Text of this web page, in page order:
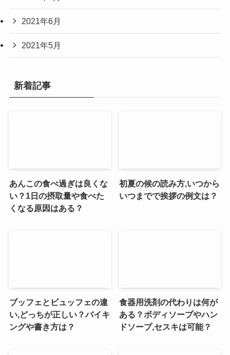
2021年6月
2021年5月
新着記事
あんこの食べ過ぎは良くな
い？1日の摂取量や食べた
くなる原因はある？
初夏の候の読み方,いつから
いつまでで挨拶の例文は？
ブッフェとビュッフェの違
い,どっちが正しい？バイキ
ングや書き方は？
食器用洗剤の代わりは何が
ある？ボディソープやハン
ドソープ,セスキは可能？